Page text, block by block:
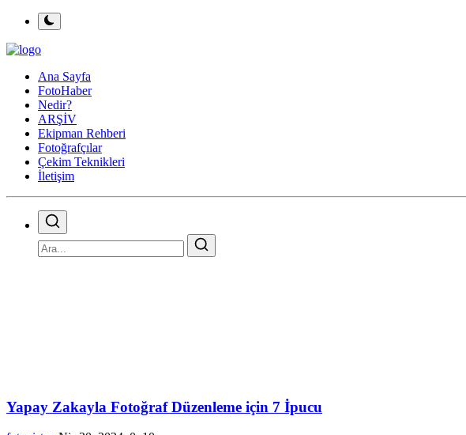
Ana Sayfa
FotoHaber
Nedir?
ARŞİV
Ekipman Rehberi
Fotoğrafçılar
Çekim Teknikleri
İletişim
Yapay Zakayla Fotoğraf Düzenleme için 7 İpucu